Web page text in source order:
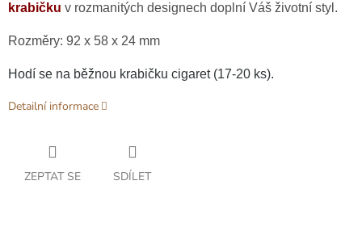
krabičku v rozmanitých designech doplní Váš životní styl.
Rozměry: 92 x 58 x 24 mm
Hodí se na běžnou krabičku cigaret (17-20 ks).
Detailní informace
ZEPTAT SE SDÍLET